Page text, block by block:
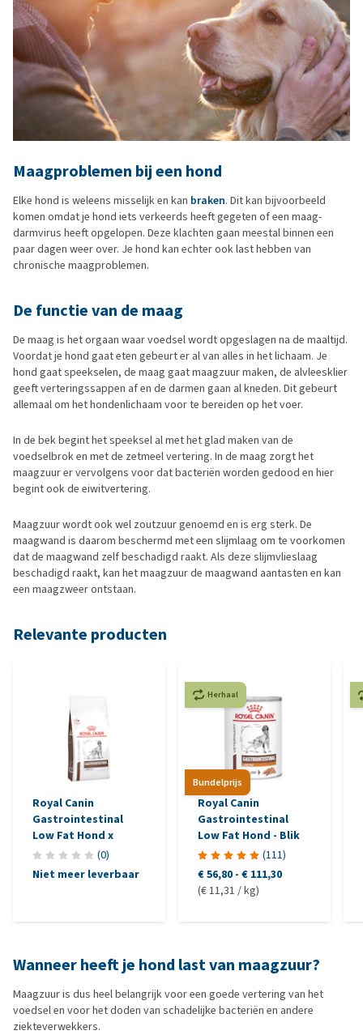
Maagproblemen bij een hond
Elke hond is weleens misselijk en kan braken. Dit kan bijvoorbeeld
komen omdat je hond iets verkeerds heeft gegeten of een maag-
darmvirus heeft opgelopen. Deze klachten gaan meestal binnen een
paar dagen weer over. Je hond kan echter ook last hebben van
chronische maagproblemen.
De functie van de maag
De maag is het orgaan waar voedsel wordt opgeslagen na de maaltijd.
Voordat je hond gaat eten gebeurt er al van alles in het lichaam. Je
hond gaat speekselen, de maag gaat maagzuur maken, de alvleesklier
geeft verteringssappen af en de darmen gaan al kneden. Dit gebeurt
allemaal om het hondenlichaam voor te bereiden op het voer.
In de bek begint het speeksel al met het glad maken van de
voedselbrok en met de zetmeel vertering. In de maag zorgt het
maagzuur er vervolgens voor dat bacteriën worden gedood en hier
begint ook de eiwitvertering.
Maagzuur wordt ook wel zoutzuur genoemd en is erg sterk. De
maagwand is daarom beschermd met een slijmlaag om te voorkomen
dat de maagwand zelf beschadigd raakt. Als deze slijmvlieslaag
beschadigd raakt, kan het maagzuur de maagwand aantasten en kan
een maagzweer ontstaan.
Relevante producten
Royal Canin
Gastrointestinal
Low Fat Hond x
(0)
Niet meer leverbaar
Bundelprijs
Herhaal
Royal Canin
Gastrointestinal
Low Fat Hond - Blik
(111)
€ 56,80 - € 111,30
(€ 11,31 / kg)
Wanneer heeft je hond last van maagzuur?
Maagzuur is dus heel belangrijk voor een goede vertering van het
voedsel en voor het doden van schadelijke bacteriën en andere
ziekteverwekkers.